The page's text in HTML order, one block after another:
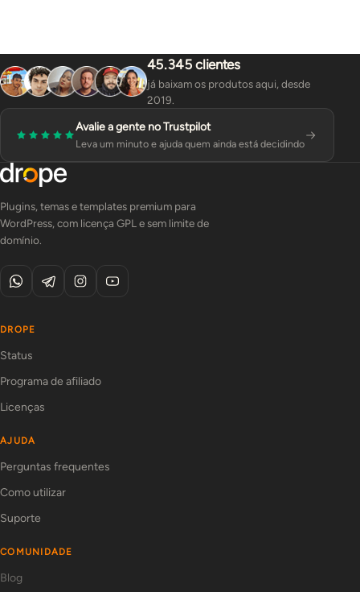
45.345 clientes
já baixam os produtos aqui, desde
2019.
Avalie a gente no Trustpilot
Leva um minuto e ajuda quem ainda está decidindo
Plugins, temas e templates premium para
WordPress, com licença GPL e sem limite de
domínio.
DROPE
Status
Programa de afiliado
Licenças
AJUDA
Perguntas frequentes
Como utilizar
Suporte
COMUNIDADE
Blog